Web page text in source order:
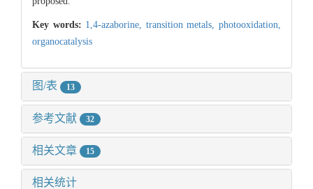
Key words: 1,4-azaborine, transition metals,photooxidation,
organocatalysis
图/表 13
参考文献 32
相关文章 15
相关统计